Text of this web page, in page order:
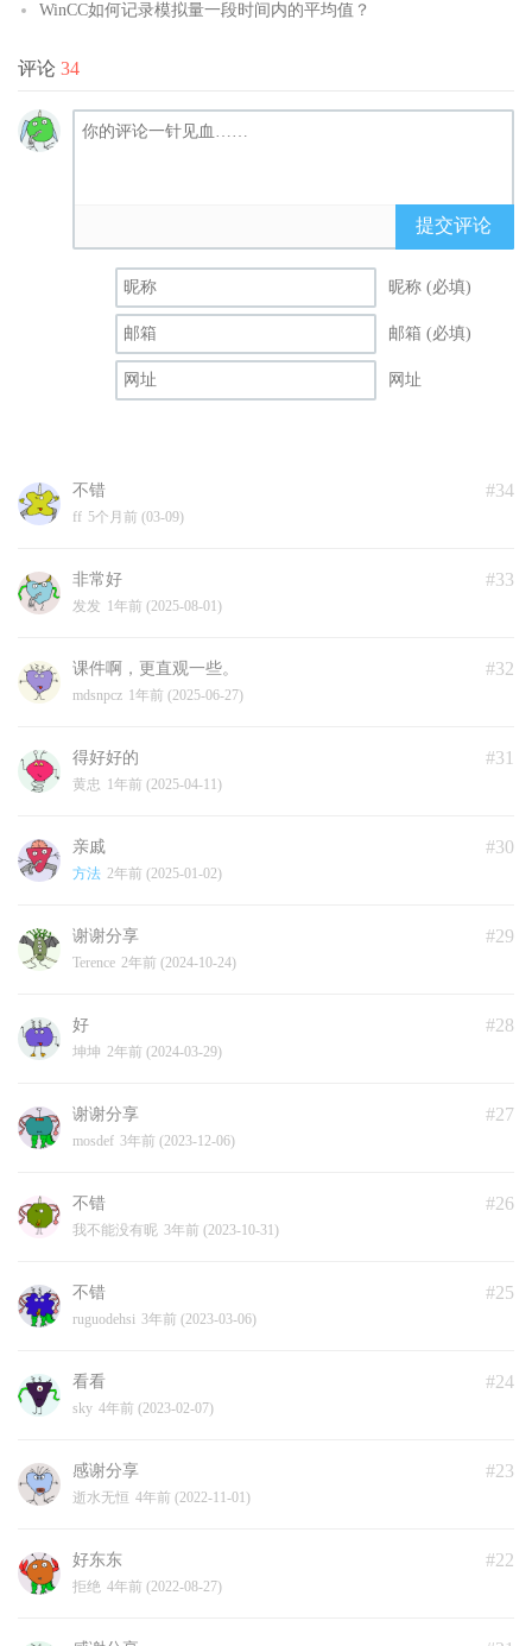
WinCC如何记录模拟量一段时间内的平均值？
评论 34
提交评论
昵称 (必填)
邮箱 (必填)
网址
#34
不错
ff 5个月前 (03-09)
#33
非常好
发发 1年前 (2025-08-01)
#32
课件啊，更直观一些。
mdsnpcz 1年前 (2025-06-27)
#31
得好好的
黄忠 1年前 (2025-04-11)
#30
亲戚
方法 2年前 (2025-01-02)
#29
谢谢分享
Terence 2年前 (2024-10-24)
#28
好
坤坤 2年前 (2024-03-29)
#27
谢谢分享
mosdef 3年前 (2023-12-06)
#26
不错
我不能没有昵 3年前 (2023-10-31)
#25
不错
ruguodehsi 3年前 (2023-03-06)
#24
看看
sky 4年前 (2023-02-07)
#23
感谢分享
逝水无恒 4年前 (2022-11-01)
#22
好东东
拒绝 4年前 (2022-08-27)